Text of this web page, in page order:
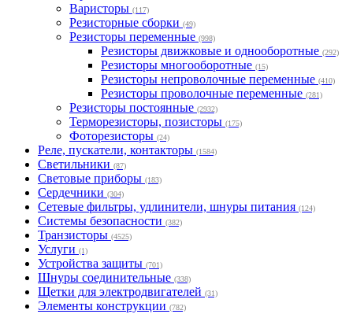
Варисторы (117)
Резисторные сборки (49)
Резисторы переменные (998)
Резисторы движковые и однооборотные (292)
Резисторы многооборотные (15)
Резисторы непроволочные переменные (410)
Резисторы проволочные переменные (281)
Резисторы постоянные (2932)
Терморезисторы, позисторы (175)
Фоторезисторы (24)
Реле, пускатели, контакторы (1584)
Светильники (87)
Световые приборы (183)
Сердечники (304)
Сетевые фильтры, удлинители, шнуры питания (124)
Системы безопасности (382)
Транзисторы (4525)
Услуги (1)
Устройства защиты (701)
Шнуры соединительные (338)
Щетки для электродвигателей (31)
Элементы конструкции (782)